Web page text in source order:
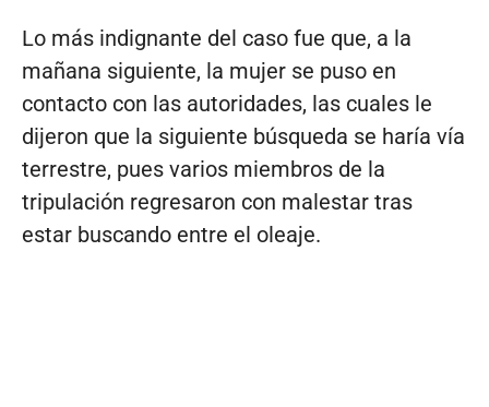
Lo más indignante del caso fue que, a la
mañana siguiente, la mujer se puso en
contacto con las autoridades, las cuales le
dijeron que la siguiente búsqueda se haría vía
terrestre, pues varios miembros de la
tripulación regresaron con malestar tras
estar buscando entre el oleaje.